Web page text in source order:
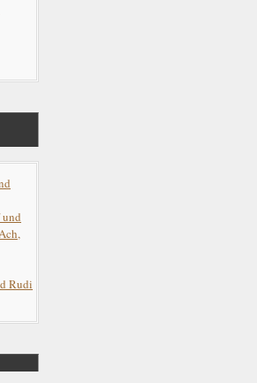
Rudi